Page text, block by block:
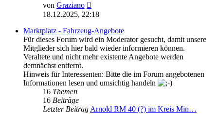
von Graziano
Beitrag
18.12.2025, 22:18
Marktplatz - Fahrzeug-Angebote
Für dieses Forum wird ein Moderator gesucht, damit unsere
Mitglieder sich hier bald wieder informieren können.
Veraltete und nicht mehr existente Angebote werden
demnächst entfernt.
Hinweis für Interessenten: Bitte die im Forum angebotenen
Informationen lesen und umsichtig handeln
16 Themen
16 Beiträge
Letzter Beitrag Arnold RM 40 (?) im Kreis Min…